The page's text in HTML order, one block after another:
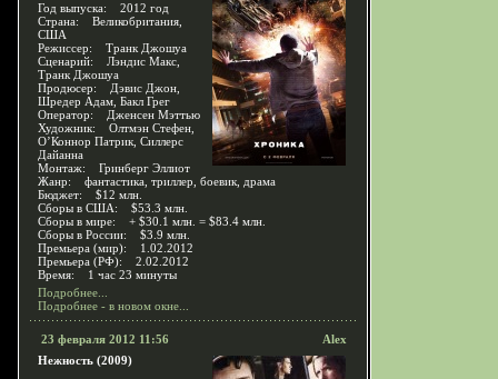
Год выпуска: 2012 год
Страна: Великобритания,
США
Режиссер: Транк Джошуа
Сценарий: Лэндис Макс,
Транк Джошуа
Продюсер: Дэвис Джон,
Шредер Адам, Бакл Грег
Оператор: Дженсен Мэттью
Художник: Олтмэн Стефен,
О’Коннор Патрик, Силлерс
Дайанна
Монтаж: Гринберг Эллиот
Жанр: фантастика, триллер, боевик, драма
Бюджет: $12 млн.
Сборы в США: $53.3 млн.
Сборы в мире: + $30.1 млн. = $83.4 млн.
Сборы в России: $3.9 млн.
Премьера (мир): 1.02.2012
Премьера (РФ): 2.02.2012
Время: 1 час 23 минуты
Подробнее...
Подробнее - в новом окне...
23 февраля 2012 11:56
Alex
Нежность (2009)